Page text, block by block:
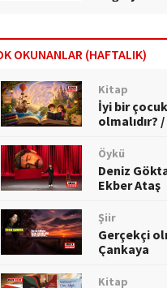
OKUNANLAR (HAFTALIK)
Kitap
İyi bir
olmalıdır?
Öykü
Deniz
Ekber Ataş
Şiir
Gerçekçi
Çankaya
Kitap